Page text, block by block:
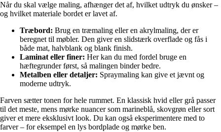
Når du skal vælge maling, afhænger det af, hvilket udtryk du ønsker –
og hvilket materiale bordet er lavet af.
Træbord: Brug en træmaling eller en akrylmaling, der er
beregnet til møbler. Den giver en slidstærk overflade og fås i
både mat, halvblank og blank finish.
Laminat eller finer: Her kan du med fordel bruge en
hæftegrunder først, så malingen binder bedre.
Metalben eller detaljer: Spraymaling kan give et jævnt og
moderne udtryk.
Farven sætter tonen for hele rummet. En klassisk hvid eller grå passer
til det meste, mens mørke nuancer som marineblå, skovgrøn eller sort
giver et mere eksklusivt look. Du kan også eksperimentere med to
farver – for eksempel en lys bordplade og mørke ben.